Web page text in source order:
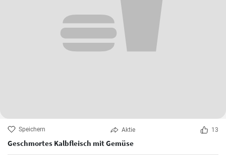
Speichern Aktie 13
Geschmortes Kalbfleisch mit Gemüse